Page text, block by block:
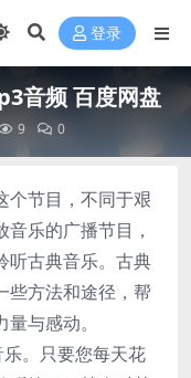
登录
音频 百度网盘
9 0
节目，不同于艰
乐的广播节目，
听古典音乐。古典
些方法和途径，帮
与感动。
。只要您每天花